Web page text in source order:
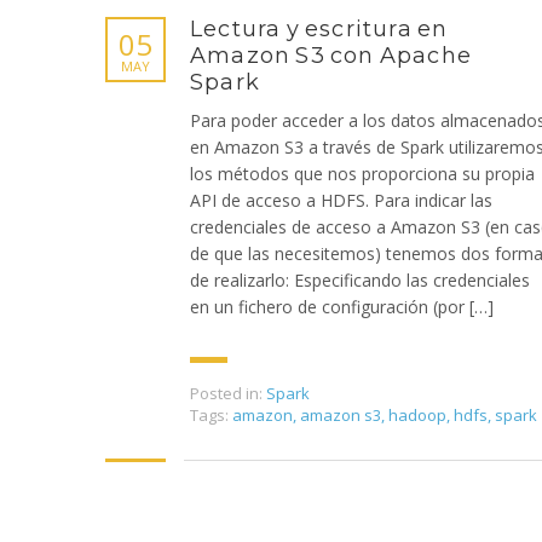
05
MAY
Lectura y escritura en
Amazon S3 con Apache
Spark
Para poder acceder a los datos
en Amazon S3 a través de Spark utilizaremos
los métodos que nos proporciona su propia
API de acceso a HDFS. Para indicar las
credenciales de acceso a Amazon S3 (en
de que las necesitemos) tenemos dos
de realizarlo: Especificando las credenciales
en un fichero de configuración (por […]
Posted in: Spark
Tags: amazon, amazon s3,hadoop,hdfs, spark